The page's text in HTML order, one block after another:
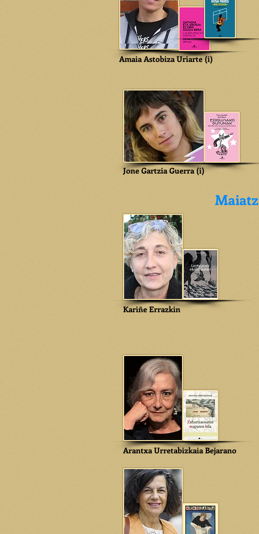
Amaia Astobiza Uriarte (i)
Jone Gartzia Guerra (i)
Maiatz
Kariñe Errazkin
Arantxa Urretabizkaia Bejarano